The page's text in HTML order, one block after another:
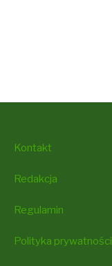
Kontakt
Redakcja
Regulamin
Polityka prywatności